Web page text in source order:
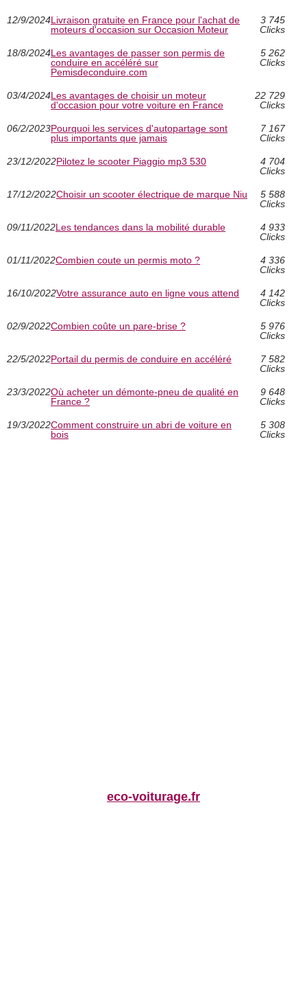
12/9/2024Livraison gratuite en France pour l'achat de
moteurs d'occasion sur Occasion Moteur
3 745
Clicks
18/8/2024Les avantages de passer son permis de
conduire en accéléré sur
Pemisdeconduire.com
5 262
Clicks
03/4/2024Les avantages de choisir un moteur
d'occasion pour votre voiture en France
22 729
Clicks
06/2/2023Pourquoi les services d'autopartage sont
plus importants que jamais
7 167
Clicks
23/12/2022Pilotez le scooter Piaggio mp3 530
4 704
Clicks
17/12/2022Choisir un scooter électrique de marque Niu
5 588
Clicks
09/11/2022Les tendances dans la mobilité durable
4 933
Clicks
01/11/2022Combien coute un permis moto ?
4 336
Clicks
16/10/2022Votre assurance auto en ligne vous attend
4 142
Clicks
02/9/2022Combien coûte un pare-brise ?
5 976
Clicks
22/5/2022Portail du permis de conduire en accéléré
7 582
Clicks
23/3/2022Où acheter un démonte-pneu de qualité en
France ?
9 648
Clicks
19/3/2022Comment construire un abri de voiture en
bois
5 308
Clicks
eco-voiturage.fr